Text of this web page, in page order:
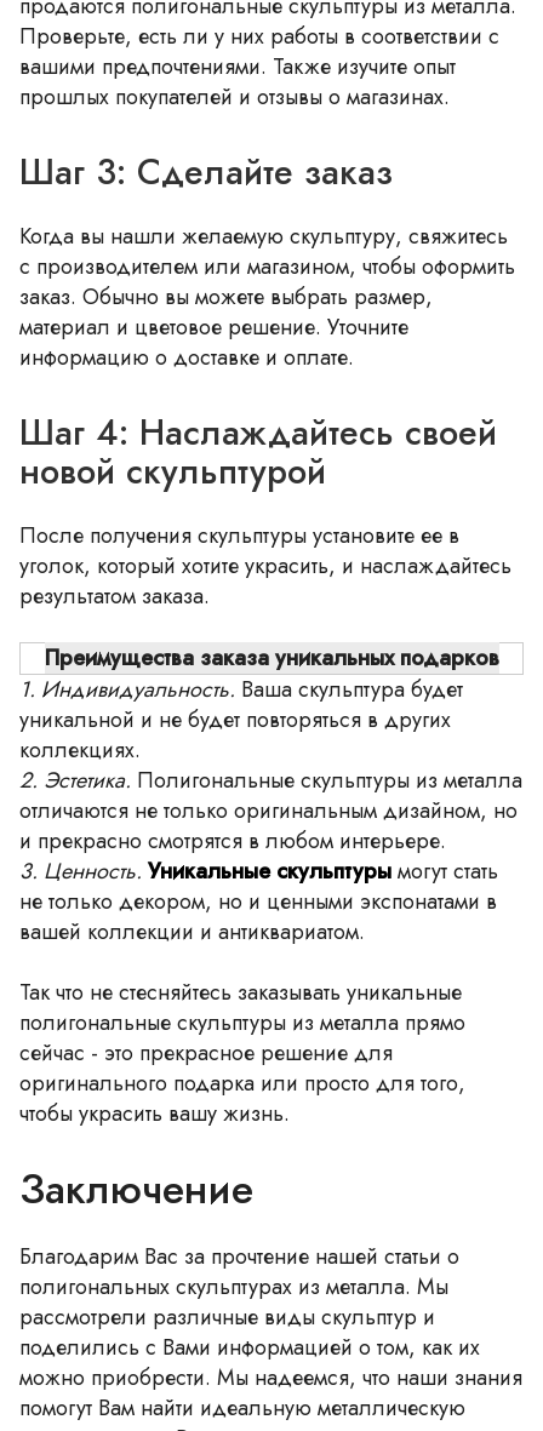
Проверьте, есть ли у них работы в соответствии с
вашими предпочтениями. Также изучите опыт
прошлых покупателей и отзывы о магазинах.
Шаг 3: Сделайте заказ
Когда вы нашли желаемую скульптуру, свяжитесь
с производителем или магазином, чтобы оформить
заказ. Обычно вы можете выбрать размер,
материал и цветовое решение. Уточните
информацию о доставке и оплате.
Шаг 4: Наслаждайтесь своей
новой скульптурой
После получения скульптуры установите ее в
уголок, который хотите украсить, и наслаждайтесь
результатом заказа.
Преимущества заказа уникальных подарков
1. Индивидуальность. Ваша скульптура будет
уникальной и не будет повторяться в других
коллекциях.
2. Эстетика. Полигональные скульптуры из металла
отличаются не только оригинальным дизайном, но
и прекрасно смотрятся в любом интерьере.
3. Ценность. Уникальные скульптурымогут стать
не только декором, но и ценными экспонатами в
вашей коллекции и антиквариатом.
Так что не стесняйтесь заказывать уникальные
полигональные скульптуры из металла прямо
сейчас - это прекрасное решение для
оригинального подарка или просто для того,
чтобы украсить вашу жизнь.
Заключение
Благодарим Вас за прочтение нашей статьи о
полигональных скульптурах из металла. Мы
рассмотрели различные виды скульптур и
поделились с Вами информацией о том, как их
можно приобрести. Мы надеемся, что наши знания
помогут Вам найти идеальную металлическую